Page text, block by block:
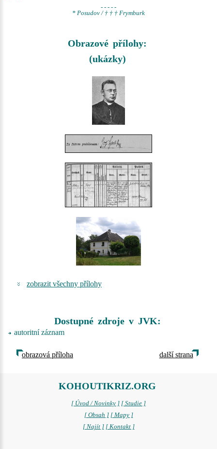
- - - - -
* Posudov / † † † Frymburk
Obrazové přílohy:
(ukázky)
zobrazit všechny přílohy
Dostupné zdroje v JVK:
autoritní záznam
obrazová příloha další strana
KOHOUTIKRIZ.ORG
[ Úvod / Novinky ] [ Studie ]
[ Obsah ] [ Mapy ]
[ Najít ] [ Kontakt ]